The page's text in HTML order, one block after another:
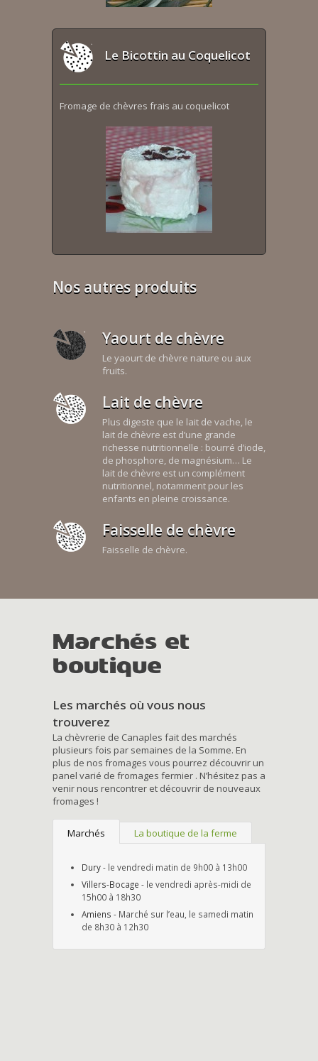
Le Bicottin au Coquelicot
Fromage de chèvres frais au coquelicot
Nos autres produits
Yaourt de chèvre
Le yaourt de chèvre nature ou aux
fruits.
Lait de chèvre
Plus digeste que le lait de vache, le
lait de chèvre est d’une grande
richesse nutritionnelle : bourré d’iode,
de phosphore, de magnésium… Le
lait de chèvre est un complément
nutritionnel, notamment pour les
enfants en pleine croissance.
Faisselle de chèvre
Faisselle de chèvre.
Marchés et
boutique
Les marchés où vous nous
trouverez
La chèvrerie de Canaples fait des marchés
plusieurs fois par semaines de la Somme. En
plus de nos fromages vous pourrez découvrir un
panel varié de fromages fermier . N’hésitez pas a
venir nous rencontrer et découvrir de nouveaux
fromages !
Marchés La boutique de la ferme
Dury- le vendredi matin de 9h00 à 13h00
Villers-Bocage - le vendredi après-midi de
15h00 à 18h30
Amiens - Marché sur l’eau, le samedi matin
de 8h30 à 12h30